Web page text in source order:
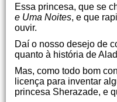
Essa princesa, que se
e Uma Noites, e que
ouvir.
Daí o nosso desejo de
quanto à história de
Mas, como todo bom
licença para inventar
princesa Sherazade, e